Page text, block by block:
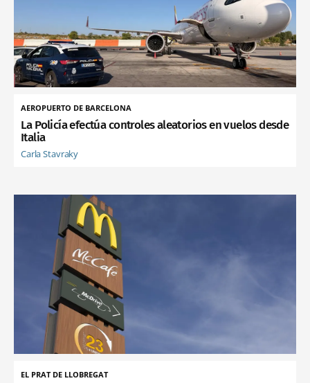
AEROPUERTO DE BARCELONA
La Policía efectúa controles aleatorios en vuelos desde
Italia
Carla Stavraky
EL PRAT DE LLOBREGAT